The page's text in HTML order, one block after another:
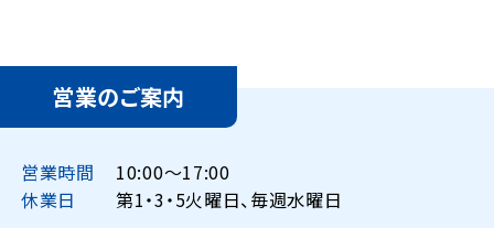
営業のご案内
営業時間
10:00〜17:00
休業日
第1・3・5火曜日、毎週水曜日